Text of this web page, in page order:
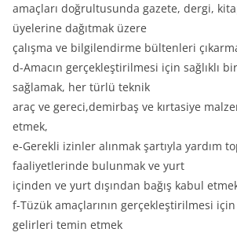
amaçları doğrultusunda gazete, dergi,
üyelerine dağıtmak üzere
çalışma ve bilgilendirme bültenleri
d-Amacın gerçekleştirilmesi için sağlıklı
sağlamak, her türlü teknik
araç ve gereci,demirbaş ve kırtasiye
etmek,
e-Gerekli izinler alınmak şartıyla yardım
faaliyetlerinde bulunmak ve yurt
içinden ve yurt dışından bağış kabul
f-Tüzük amaçlarının gerçekleştirilmesi
gelirleri temin etmek